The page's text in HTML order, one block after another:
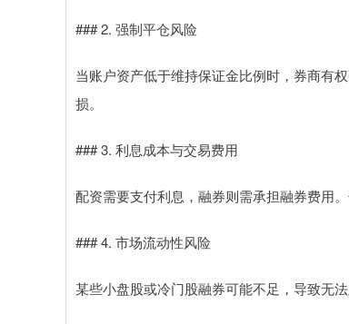
### 2. 强制平仓风险
当账户资产低于维持保证金比例时，券商有
损。
### 3. 利息成本与交易费用
配资需要支付利息，融券则需承担融券费用
### 4. 市场流动性风险
某些小盘股或冷门股融券可能不足，导致无